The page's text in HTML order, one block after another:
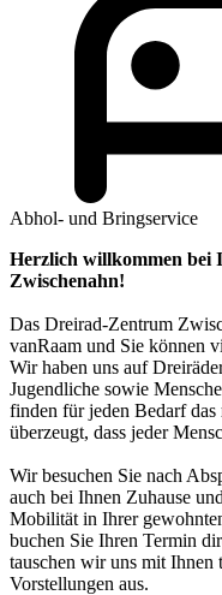
Abhol- und Bringservice
Herzlich willkommen bei
Zwischenahn!
Das Dreirad-Zentrum
vanRaam und Sie können
Wir haben uns auf
Jugendliche sowie
finden für jeden Bedarf
überzeugt, dass jeder
Wir besuchen Sie nach
auch bei Ihnen Zuhause
Mobilität in Ihrer
buchen Sie Ihren Termin
tauschen wir uns mit Ihnen
Vorstellungen aus.